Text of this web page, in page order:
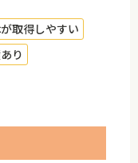
取得しやすい
り